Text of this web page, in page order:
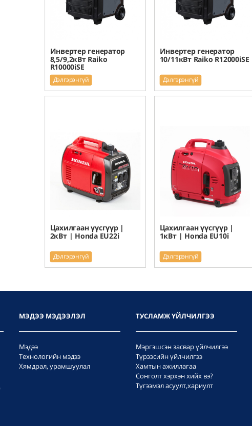
Инвертер генератор
8,5/9,2кВт Raiko
R10000iSE
Дэлгэрэнгүй
Инвертер генератор
10/11кВт Raiko R12000iSE
Дэлгэрэнгүй
Цахилгаан үүсгүүр |
2кВт | Honda EU22i
Дэлгэрэнгүй
Цахилгаан үүсгүүр |
1кВт | Honda EU10i
Дэлгэрэнгүй
МЭДЭЭ МЭДЭЭЛЭЛ
Мэдээ
Технологийн мэдээ
Хямдрал, урамшуулал
ТУСЛАМЖ ҮЙЛЧИЛГЭЭ
Мэргэшсэн засвар үйлчилгээ
Түрээсийн үйлчилгээ
Хамтын ажиллагаа
Сонголт хэрхэн хийх вэ?
Түгээмэл асуулт,хариулт